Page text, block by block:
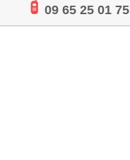
09 65 25 01 75